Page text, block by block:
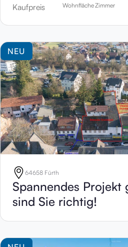
Kaufpreis WohnflächeZimmer
NEU
64658 Fürth
Spannendes Projekt
sind Sie richtig!